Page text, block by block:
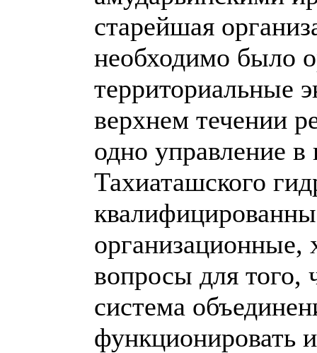
старейшая
необходимо было
территориальные
верхнем течении
одно управление в
Тахиаташского
организационные,
вопросы для того,
система
функционировать